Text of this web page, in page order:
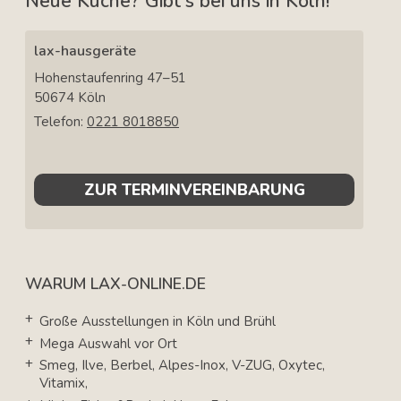
lax-hausgeräte
Hohenstaufenring 47–51
50674 Köln
Telefon: 0221 8018850
ZUR TERMINVEREINBARUNG
WARUM LAX-ONLINE.DE
Große Ausstellungen in Köln und Brühl
Mega Auswahl vor Ort
Smeg, Ilve, Berbel, Alpes-Inox, V-ZUG, Oxytec,
Vitamix,